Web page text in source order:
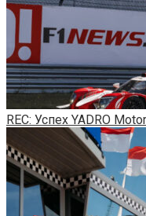
REC: Успех YADRO